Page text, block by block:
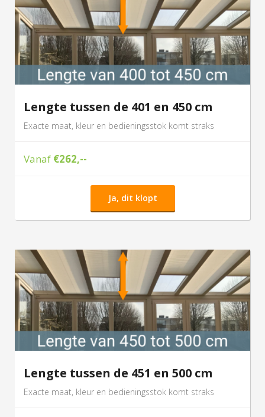
Lengte tussen de 401 en 450 cm
Exacte maat, kleur en bedieningsstok komt straks
Vanaf €262,--
Ja, dit klopt
Lengte tussen de 451 en 500 cm
Exacte maat, kleur en bedieningsstok komt straks